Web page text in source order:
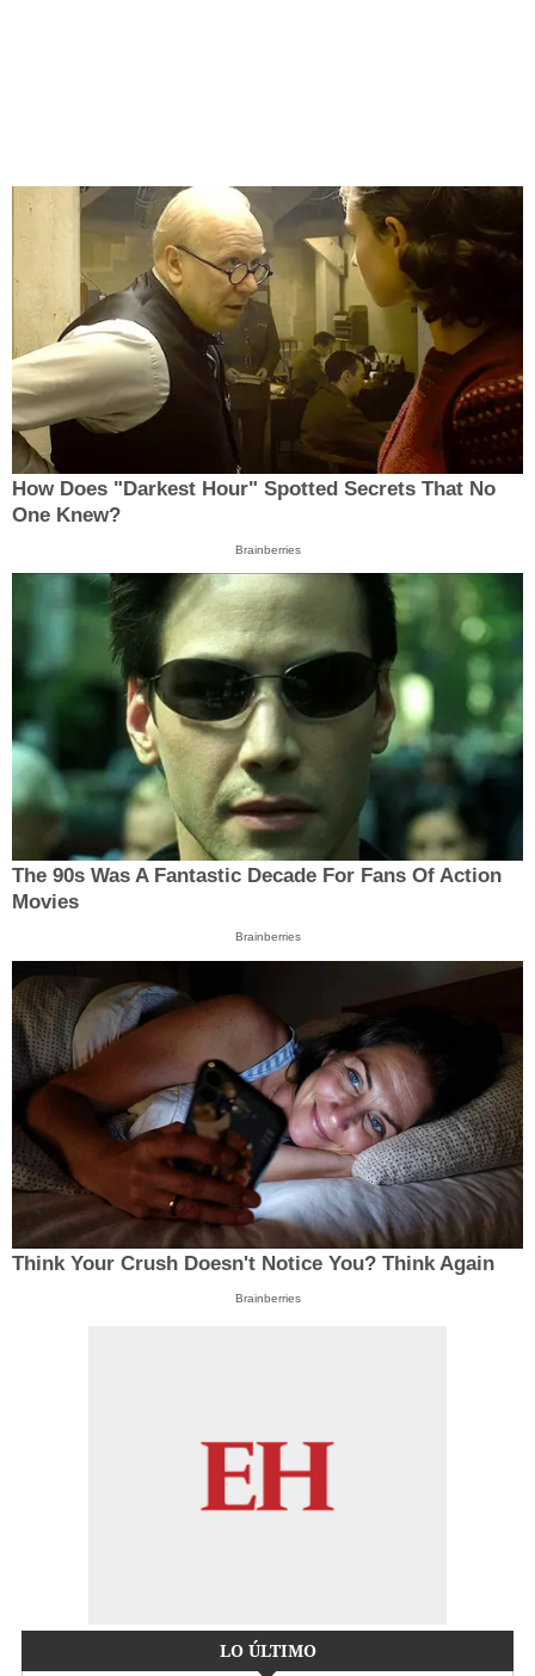
How Does "Darkest Hour" Spotted Secrets That No
One Knew?
Brainberries
The 90s Was A Fantastic Decade For Fans Of Action
Movies
Brainberries
Think Your Crush Doesn't Notice You? Think Again
Brainberries
LO ÚLTIMO